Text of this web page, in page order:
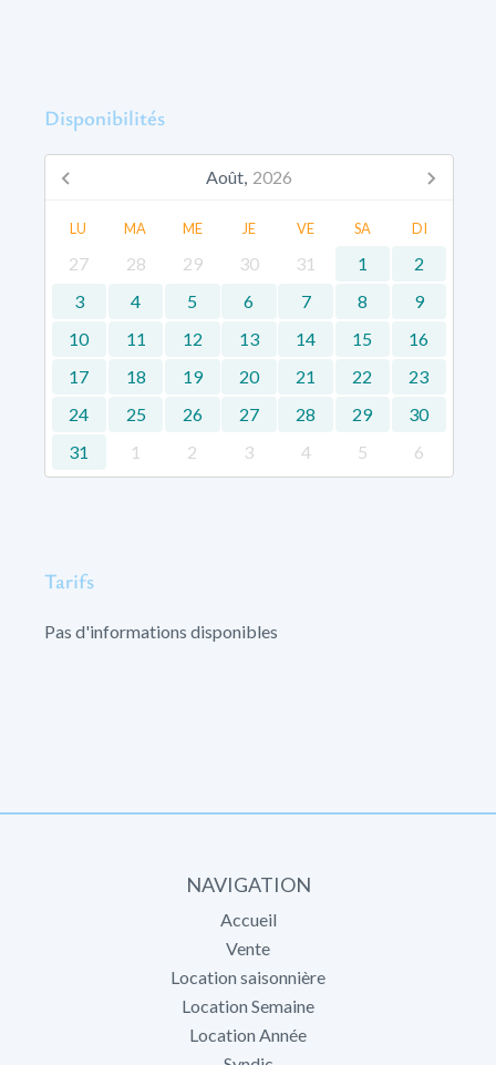
Disponibilités
Août, 2026
LU MA ME JE VE SA DI
27 28 29 30 31 1
2
3
4 5 6 7 8
9
10
11 12 13 14 15
16
17
18 19 20 21 22
23
24
25 26 27 28 29
30
31
1 2 3 4 5 6
Tarifs
Pas d'informations disponibles
NAVIGATION
Accueil
Vente
Location saisonnière
Location Semaine
Location Année